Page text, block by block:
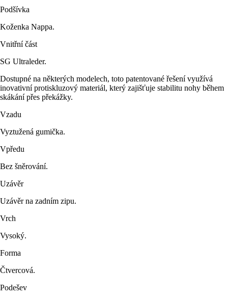
Podšívka
Koženka Nappa.
Vnitřní část
SG Ultraleder.
Dostupné na některých modelech, toto patentované řešení využívá
inovativní protiskluzový materiál, který zajišťuje stabilitu nohy během
skákání přes překážky.
Vzadu
Vyztužená gumička.
Vpředu
Bez šněrování.
Uzávěr
Uzávěr na zadním zipu.
Vrch
Vysoký.
Forma
Čtvercová.
Podešev